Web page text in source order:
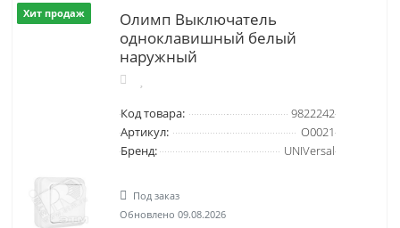
Хит продаж
Олимп Выключатель
одноклавишный белый
наружный
Код товара:
9822242
Артикул:
О0021
Бренд:
UNIVersal
Под заказ
Обновлено 09.08.2026